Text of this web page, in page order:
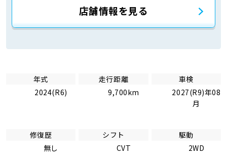
店舗情報を見る
年式
2024(R6)
走行距離
9,700km
車検
2027(R9)年08
月
修復歴
無し
シフト
CVT
駆動
2WD